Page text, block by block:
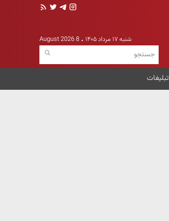
شنبه ۱۷ مرداد ۱۴۰۵ 8 August 2026
تبلیغات